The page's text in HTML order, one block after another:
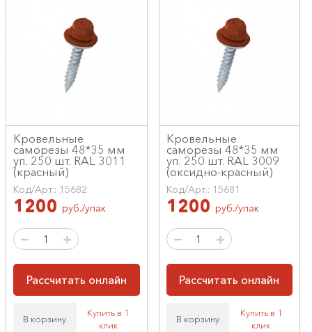
Кровельные
саморезы 48*35 мм
уп. 250 шт. RAL 3011
(красный)
Код/Арт.: 15682
1200 руб./упак
Рассчитать онлайн
В корзину
Купить в 1
клик
Кровельные
саморезы 48*35 мм
уп. 250 шт. RAL 3009
(оксидно-красный)
Код/Арт.: 15681
1200 руб./упак
Рассчитать онлайн
В корзину
Купить в 1
клик